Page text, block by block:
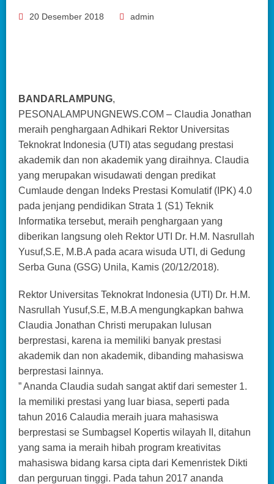
20 Desember 2018 admin
BANDARLAMPUNG,
PESONALAMPUNGNEWS.COM – Claudia Jonathan
meraih penghargaan Adhikari Rektor Universitas
Teknokrat Indonesia (UTI) atas segudang prestasi
akademik dan non akademik yang diraihnya. Claudia
yang merupakan wisudawati dengan predikat
Cumlaude dengan Indeks Prestasi Komulatif (IPK) 4.0
pada jenjang pendidikan Strata 1 (S1) Teknik
Informatika tersebut, meraih penghargaan yang
diberikan langsung oleh Rektor UTI Dr. H.M. Nasrullah
Yusuf,S.E, M.B.A pada acara wisuda UTI, di Gedung
Serba Guna (GSG) Unila, Kamis (20/12/2018).
Rektor Universitas Teknokrat Indonesia (UTI) Dr. H.M.
Nasrullah Yusuf,S.E, M.B.A mengungkapkan bahwa
Claudia Jonathan Christi merupakan lulusan
berprestasi, karena ia memiliki banyak prestasi
akademik dan non akademik, dibanding mahasiswa
berprestasi lainnya.
” Ananda Claudia sudah sangat aktif dari semester 1.
Ia memiliki prestasi yang luar biasa, seperti pada
tahun 2016 Calaudia meraih juara mahasiswa
berprestasi se Sumbagsel Kopertis wilayah II, ditahun
yang sama ia meraih hibah program kreativitas
mahasiswa bidang karsa cipta dari Kemenristek Dikti
dan perguruan tinggi. Pada tahun 2017 ananda